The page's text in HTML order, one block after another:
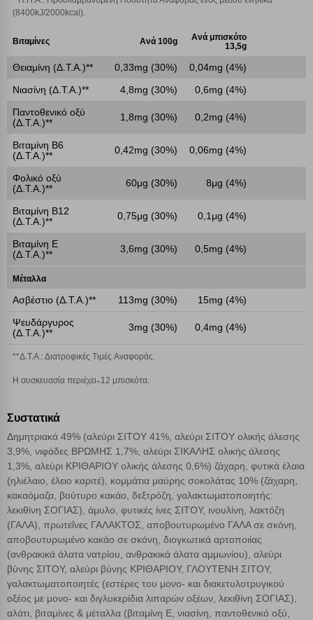
(8400kJ/2000kcal).
Βιταμίνες Ανά 100g
Ανά μπισκότο
13,5g
Θειαμίνη (Δ.Τ.Α.)** 0,33mg (30%)
0,04mg (4%)
Νιασίνη (Δ.Τ.Α.)**
4,8mg (30%)
0,6mg (4%)
Παντοθενικό οξύ
(Δ.Τ.Α.)**
1,8mg (30%) 0,2mg (4%)
Βιταμίνη Β6
(Δ.Τ.Α.)**
0,42mg (30%) 0,06mg (4%)
Φολικό οξύ
(Δ.Τ.Α.)**
60μg (30%) 8μg (4%)
Βιταμίνη Β12
(Δ.Τ.Α.)**
0,75μg (30%) 0,1μg (4%)
Βιταμίνη Ε
(Δ.Τ.Α.)**
3,6mg (30%) 0,5mg (4%)
Μέταλλα
Ασβέστιο (Δ.Τ.Α.)** 113mg (30%)
15mg (4%)
Ψευδάργυρος
(Δ.Τ.Α.)**
3mg (30%) 0,4mg (4%)
**Δ.Τ.Α.: Διατροφικές Tιμές Aναφοράς.
Η συσκευασία περιέχει ̴ 12 μπισκότα.
Συστατικά
Δημητριακά 49% (αλεύρι ΣΙΤΟΥ 41%, αλεύρι ΣΙΤΟΥ ολικής άλεσης
3,9%, νιφάδες ΒΡΩΜΗΣ 1,7%, αλεύρι ΣΙΚΑΛΗΣ ολικής άλεσης
1,3%, αλεύρι ΚΡΙΘΑΡΙΟΥ ολικής άλεσης 0,6%) ζάχαρη, φυτικά έλαια
(ηλιέλαιο, έλειο καριτέ), κομμάτια μαύρης σοκολάτας 10% (ζάχαρη,
κακαόμαζα, βούτυρο κακάο, δεξτρόζη, γαλακτωματοποιητής:
λεκιθίνη ΣΟΓΙΑΣ), άμυλο, φυτικές ίνες ΣΙΤΟΥ, ινουλίνη, λακτόζη
(ΓΑΛΑ), πρωτεΐνες ΓΑΛΑΚΤΟΣ, αποβουτυρωμένο ΓΑΛΑ σε σκόνη,
αποβουτυρωμένο κακάο σε σκόνη, διογκωτικά αρτοποιίας
(ανθρακικά άλατα νατρίου, ανθρακικά άλατα αμμωνίου), αλεύρι
βύνης ΣΙΤΟΥ, αλεύρι βύνης ΚΡΙΘΑΡΙΟΥ, ΓΛΟΥΤΕΝΗ ΣΙΤΟΥ,
γαλακτωματοποιητές (εστέρες του μονο- και διακετυλοτρυγικού
οξέος με μονο- και διγλυκερίδια λιπαρών οξέων, λεκιθίνη ΣΟΓΙΑΣ),
αλάτι, βιταμίνες & μέταλλα (βιταμίνη Ε, νιασίνη, παντοθενικό οξύ,
επιλέξετε τις λοιπές κατηγορίες κάνοντας κλικ στο σχετικό κουμπί
γνωρίζετε ότι αποκλεισμός ορισμένων κατηγοριών αρχείων cookies,
μπορεί να επηρεάσει την εμπειρία της περιήγησής σας ή/και της
χρήσης των υπηρεσιών μας.Δείτε περισσότερα
Cookies στόχευσης
Cookies απόδοσης
Απολύτως απαραίτητα cookies Πάντα Ενεργό
Απόρριψη όλων